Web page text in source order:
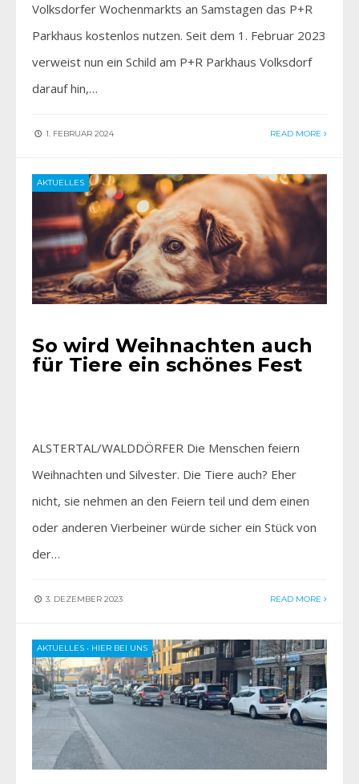
Volksdorfer Wochenmarkts an Samstagen das P+R
Parkhaus kostenlos nutzen. Seit dem 1. Februar 2023
verweist nun ein Schild am P+R Parkhaus Volksdorf
darauf hin,…
1. FEBRUAR 2024 READ MORE
AKTUELLES
So wird Weihnachten auch
für Tiere ein schönes Fest
ALSTERTAL/WALDDÖRFER Die Menschen feiern
Weihnachten und Silvester. Die Tiere auch? Eher
nicht, sie nehmen an den Feiern teil und dem einen
oder anderen Vierbeiner würde sicher ein Stück von
der…
3. DEZEMBER 2023 READ MORE
AKTUELLES • HIER BEI UNS